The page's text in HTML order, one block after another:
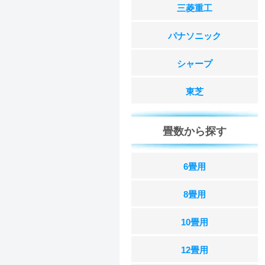
三菱重工
パナソニック
シャープ
東芝
畳数から探す
6畳用
8畳用
10畳用
12畳用